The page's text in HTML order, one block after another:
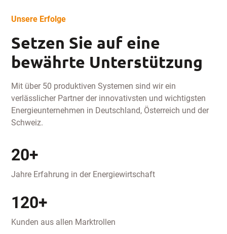
Unsere Erfolge
Setzen Sie auf eine
bewährte Unterstützung
Mit über 50 produktiven Systemen sind wir ein
verlässlicher Partner der innovativsten und wichtigsten
Energieunternehmen in Deutschland, Österreich und der
Schweiz.
20+
Jahre Erfahrung in der Energiewirtschaft
120+
Kunden aus allen Marktrollen